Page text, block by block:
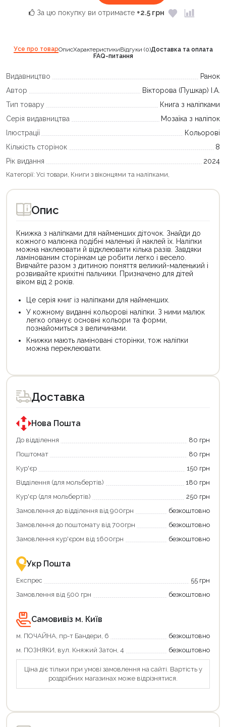
За цю покупку ви отримаєте +2.5 грн
Усе про товарОписХарактеристикиВідгуки (0)Доставка та оплата
FAQ-питання
Видавництво
Ранок
Автор
Вікторова (Пушкар) І.А.
Тип товару
Книга з наліпками
Серія видавництва
Мозаїка з наліпок
Ілюстрації
Кольорові
Кількість сторінок
8
Рік видання
2024
Категорії: Усі товари Книги з віконцями та наліпками
Опис
Книжка з наліпками для найменших діточок. Знайди до
кожного малюнка подібні маленькі й наклей їх. Наліпки
можна наклеювати й відклеювати кілька разів. Завдяки
ламінованим сторінкам це робити легко і весело.
Вивчайте разом з дитиною поняття великий-маленький і
розвивайте крихітні пальчики. Призначено для дітей
віком від 2 років.
Це серія книг із наліпками для найменших.
У кожному виданні кольорові наліпки. З ними малюк
легко опанує основні кольори та форми,
познайомиться з величинами.
Книжки мають ламіновані сторінки, тож наліпки
можна переклеювати.
товар
для
покупки
державною
програмою
єКнига.
Використовуйте
карту
щоб
зекономити
та
отримати
переваги!
картою
єКнига
–
зручно
та
товар
для
покупки
державною
програмою
«Національний
кешбек».
покупку
«Національний
кешбек»
та
отримуйте
повернення
Економте
більше
разом
державною
підтримкою!
Доставка
Нова Пошта
До відділення
80 грн
Поштомат
80 грн
Кур'єр
150 грн
Відділення (для мольбертів)
180 грн
Кур'єр (для мольбертів)
250 грн
Замовлення до відділення від 900грн
безкоштовно
Замовлення до поштомату від 700грн
безкоштовно
Замовлення кур'єром від 1600грн
безкоштовно
Укр Пошта
Експрес
55 грн
Замовлення від 500 грн
безкоштовно
Самовивіз м. Київ
м. ПОЧАЙНА, пр-т Бандери, 6
безкоштовно
м. ПОЗНЯКИ, вул. Княжий Затон, 4
безкоштовно
Ціна діє тільки при умові замовлення на сайті. Вартість у
роздрібних магазинах може відрізнятися.